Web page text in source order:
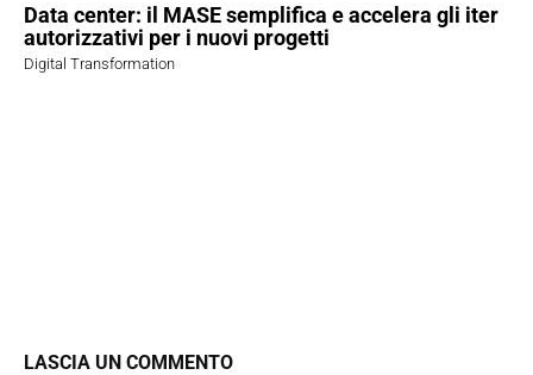
Data center: il MASE semplifica e accelera gli iter
autorizzativi per i nuovi progetti
Digital Transformation
LASCIA UN COMMENTO